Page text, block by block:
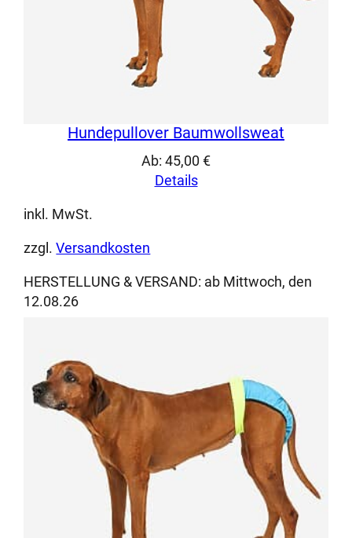
Hundepullover Baumwollsweat
Ab: 45,00 €
Details
inkl. MwSt.
zzgl.Versandkosten
HERSTELLUNG & VERSAND: ab Mittwoch, den
12.08.26